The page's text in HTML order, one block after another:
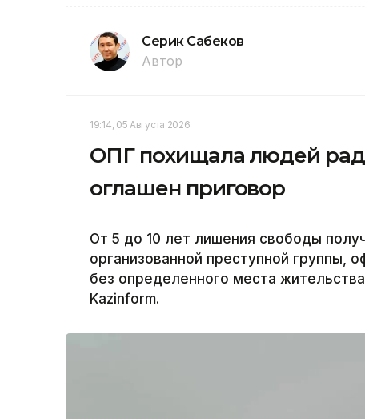
Серик Сабеков
Автор
19:14, 05 Августа 2026
ОПГ похищала людей
оглашен приговор
От 5 до 10 лет лишения свободы
организованной преступной группы,
без определенного места
Kazinform.